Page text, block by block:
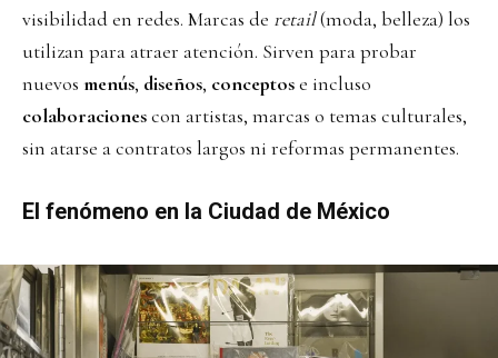
visibilidad en redes. Marcas de retail(moda, belleza) los
utilizan para atraer atención. Sirven para probar
nuevos menús, diseños, conceptose incluso
colaboracionescon artistas, marcas o temas culturales,
sin atarse a contratos largos ni reformas permanentes.
El fenómeno en la Ciudad de México